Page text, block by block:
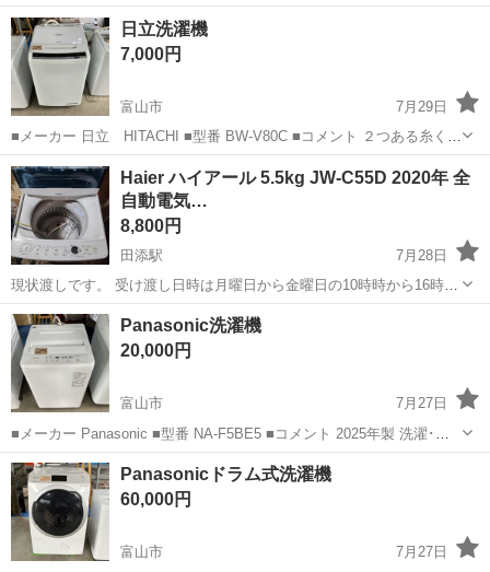
洗濯･脱水容量 5kg 動作確認済み。 クリーニング済みです。 富山市の
アンティーク・リユースショップ「トベラ」に取り...
富山 富山市 生活家電
日立洗濯機
7,000円
富山市
7月29日
■メーカー 日立 HITACHI ■型番 BW-V80C ■コメント ２つある糸くず
フィルターのうち１つがありません。 2018年製 洗濯･脱水容量 8kg 動
作確認済み。 クリーニング済みです。 ...
富山 富山市 生活家電
Haier ハイアール 5.5kg JW-C55D 2020年 全
自動電気…
8,800円
田添駅
7月28日
現状渡しです。 受け渡し日時は月曜日から金曜日の10時時から16時の
お時間で受け渡しとなります。 日祝日は対応不可です。 お問い合わせ
に受取希望日時を含めご連絡をお願いいたします。 配達ご希望の場合
は別途送料がかかります。...
富山 富山市 生活家電
Panasonic洗濯機
20,000円
富山市
7月27日
■メーカー Panasonic ■型番 NA-F5BE5 ■コメント 2025年製 洗濯･脱
水容量 5kg 動作確認済み。 クリーニング済みです。 富山市のアンテ
ィーク・リユースショップ「トベラ」に...
富山 富山市 Panasonic
Panasonicドラム式洗濯機
60,000円
富山市
7月27日